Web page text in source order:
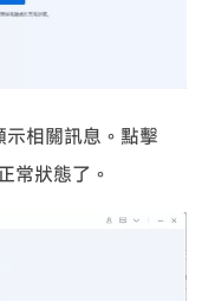
相關訊息。點擊
常狀態了。